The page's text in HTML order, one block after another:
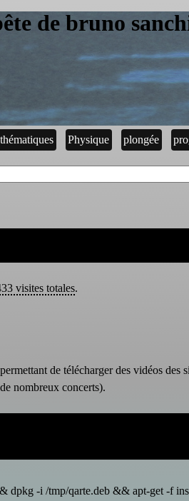
de bruno
Physique plongée
visites totales.
de télécharger des vidéos des
nombreux concerts).
dpkg -i /tmp/qarte.deb && apt-get -f